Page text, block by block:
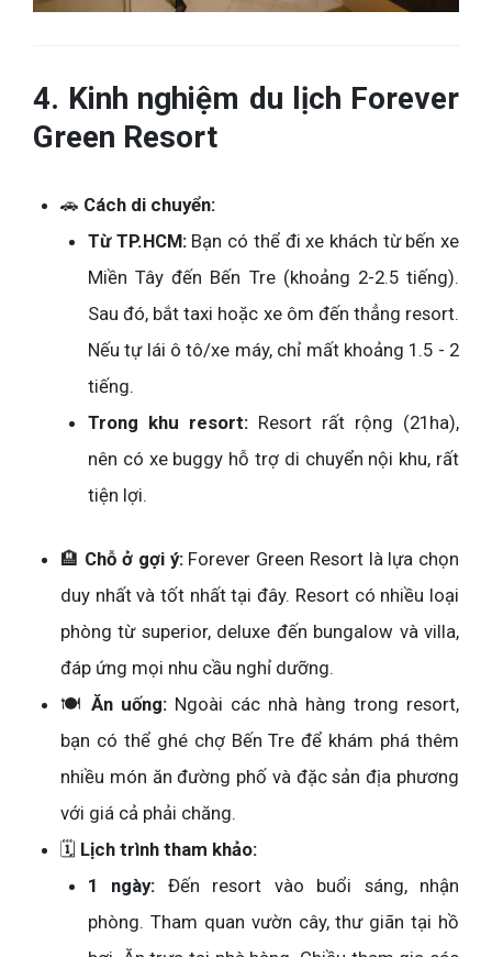
4. Kinh nghiệm du lịch Forever
Green Resort
🚗 Cách di chuyển:
Từ TP.HCM:Bạn có thể đi xe khách từ bến xe
Miền Tây đến Bến Tre (khoảng 2-2.5 tiếng).
Sau đó, bắt taxi hoặc xe ôm đến thẳng resort.
Nếu tự lái ô tô/xe máy, chỉ mất khoảng 1.5 - 2
tiếng.
Trong khu resort: Resort rất rộng (21ha),
nên có xe buggy hỗ trợ di chuyển nội khu, rất
tiện lợi.
🏨 Chỗ ở gợi ý:Forever Green Resort là lựa chọn
duy nhất và tốt nhất tại đây. Resort có nhiều loại
phòng từ superior, deluxe đến bungalow và villa,
đáp ứng mọi nhu cầu nghỉ dưỡng.
🍽️ Ăn uống: Ngoài các nhà hàng trong resort,
bạn có thể ghé chợ Bến Tre để khám phá thêm
nhiều món ăn đường phố và đặc sản địa phương
với giá cả phải chăng.
🗓️ Lịch trình tham khảo:
1 ngày: Đến resort vào buổi sáng, nhận
phòng. Tham quan vườn cây, thư giãn tại hồ